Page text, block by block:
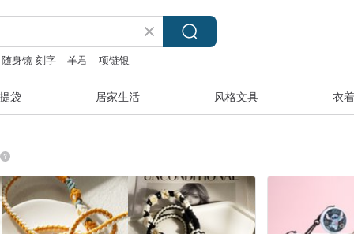
身镜 刻字 羊君 项链银
袋 居家生活 风格文具 衣